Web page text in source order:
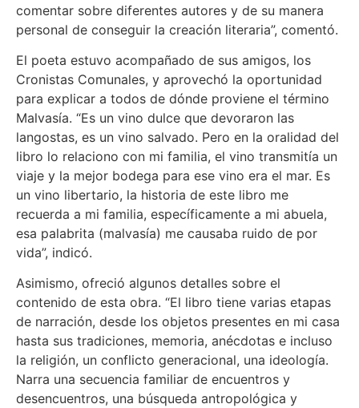
comentar sobre diferentes autores y de su manera
personal de conseguir la creación literaria”, comentó.
El poeta estuvo acompañado de sus amigos, los
Cronistas Comunales, y aprovechó la oportunidad
para explicar a todos de dónde proviene el término
Malvasía. “Es un vino dulce que devoraron las
langostas, es un vino salvado. Pero en la oralidad del
libro lo relaciono con mi familia, el vino transmitía un
viaje y la mejor bodega para ese vino era el mar. Es
un vino libertario, la historia de este libro me
recuerda a mi familia, específicamente a mi abuela,
esa palabrita (malvasía) me causaba ruido de por
vida”, indicó.
Asimismo, ofreció algunos detalles sobre el
contenido de esta obra. “El libro tiene varias etapas
de narración, desde los objetos presentes en mi casa
hasta sus tradiciones, memoria, anécdotas e incluso
la religión, un conflicto generacional, una ideología.
Narra una secuencia familiar de encuentros y
desencuentros, una búsqueda antropológica y